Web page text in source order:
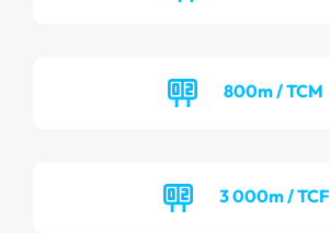
800m / TCM
3 000m / TCF